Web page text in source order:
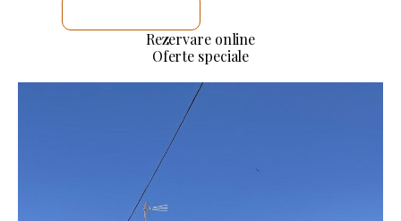
Rezervare online
Oferte speciale